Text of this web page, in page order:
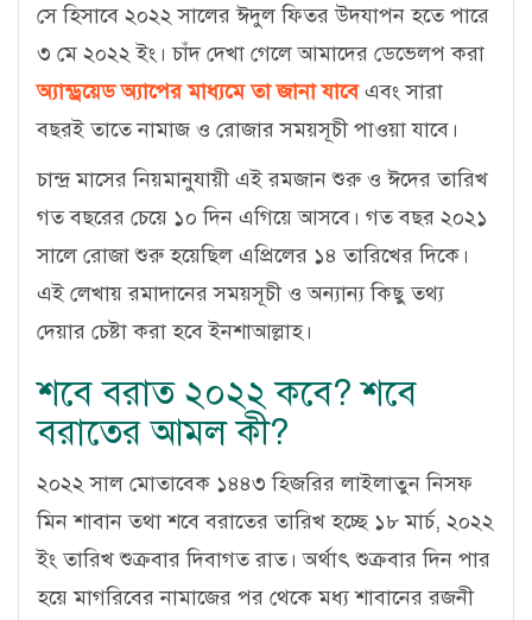
সে হিসাবে ২০২২ সালের ঈদুল ফিতর উদযাপন হতে পারে
৩ মে ২০২২ ইং। চাঁদ দেখা গেলে আমাদের ডেভেলপ করা
অ্যান্ড্রয়েড অ্যাপের মাধ্যমে তা জানা যাবেএবং সারা
বছরই তাতে নামাজ ও রোজার সময়সূচী পাওয়া যাবে।
চান্দ্র মাসের নিয়মানুযায়ী এই রমজান শুরু ও ঈদের তারিখ
গত বছরের চেয়ে ১০ দিন এগিয়ে আসবে। গত বছর ২০২১
সালে রোজা শুরু হয়েছিল এপ্রিলের ১৪ তারিখের দিকে।
এই লেখায় রমাদানের সময়সূচী ও অন্যান্য কিছু তথ্য
দেয়ার চেষ্টা করা হবে ইনশাআল্লাহ।
শবে বরাত ২০২২ কবে? শবে
বরাতের আমল কী?
২০২২ সাল মোতাবেক ১৪৪৩ হিজরির লাইলাতুন নিসফ
মিন শাবান তথা শবে বরাতের তারিখ হচ্ছে ১৮ মার্চ, ২০২২
ইং তারিখ শুক্রবার দিবাগত রাত। অর্থাৎ শুক্রবার দিন পার
হয়ে মাগরিবের নামাজের পর থেকে মধ্য শাবানের রজনী